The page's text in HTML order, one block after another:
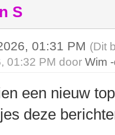
S
01:31 PM (Dit
01:32 PM doorWim
een nieuw
deze